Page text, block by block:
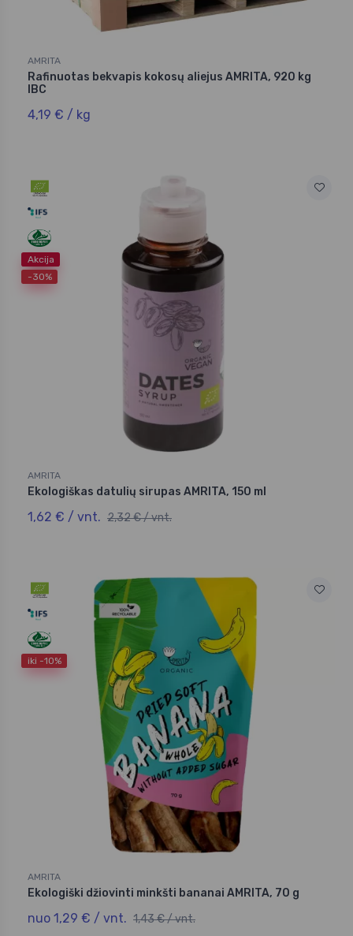
AMRITA
Rafinuotas bekvapis kokosų aliejus AMRITA, 920 kg
IBC
4,19 € / kg
Akcija
-30%
AMRITA
Ekologiškas datulių sirupas AMRITA, 150 ml
1,62 € / vnt. 2,32 € / vnt.
iki -10%
AMRITA
Ekologiški džiovinti minkšti bananai AMRITA, 70 g
nuo 1,29 € / vnt. 1,43 € / vnt.